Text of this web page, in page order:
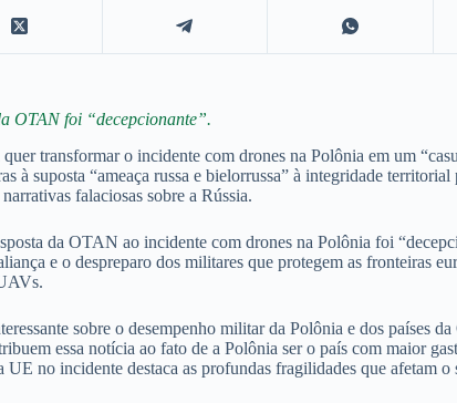
OTAN foi “decepcionante”.
transformar o incidente com drones na Polônia em um
à suposta “ameaça russa e bielorrussa” à integridade
falaciosas sobre a Rússia.
da OTAN ao incidente com drones na Polônia foi
e o despreparo dos militares que protegem as
sobre o desempenho militar da Polônia e dos
essa notícia ao fato de a Polônia ser o país com maior
no incidente destaca as profundas fragilidades que afetam o